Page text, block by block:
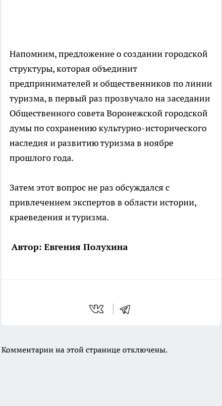
Напомним, предложение о создании городской
структуры, которая объединит
предпринимателей и общественников по линии
туризма, в первый раз прозвучало на заседании
Общественного совета Воронежской городской
думы по сохранению культурно-исторического
наследия и развитию туризма в ноябре
прошлого года.
Затем этот вопрос не раз обсуждался с
привлечением экспертов в области истории,
краеведения и туризма.
Автор: Евгения Полухина
Комментарии на этой странице отключены.